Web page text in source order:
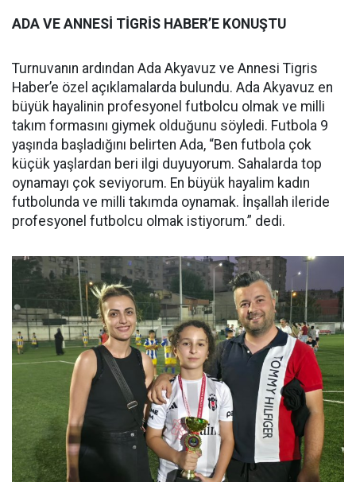
ADA VE ANNESİ TİGRİS HABER’E KONUŞTU
Turnuvanın ardından Ada Akyavuz ve Annesi Tigris
Haber’e özel açıklamalarda bulundu. Ada Akyavuz en
büyük hayalinin profesyonel futbolcu olmak ve milli
takım formasını giymek olduğunu söyledi. Futbola 9
yaşında başladığını belirten Ada, “Ben futbola çok
küçük yaşlardan beri ilgi duyuyorum. Sahalarda top
oynamayı çok seviyorum. En büyük hayalim kadın
futbolunda ve milli takımda oynamak. İnşallah ileride
profesyonel futbolcu olmak istiyorum.” dedi.